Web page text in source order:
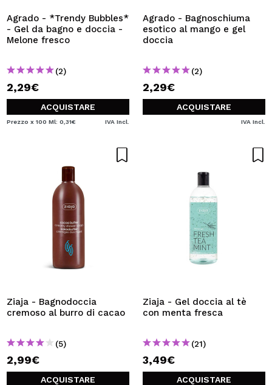
Agrado - *Trendy Bubbles*
- Gel da bagno e doccia -
Melone fresco
(2)
2,29€
ACQUISTARE
Prezzo x 100 Ml: 0,31€ IVA Incl.
Agrado - Bagnoschiuma
esotico al mango e gel
doccia
(2)
2,29€
ACQUISTARE
IVA Incl.
Ziaja - Bagnodoccia
cremoso al burro di cacao
(5)
2,99€
ACQUISTARE
Ziaja - Gel doccia al tè
con menta fresca
(21)
3,49€
ACQUISTARE